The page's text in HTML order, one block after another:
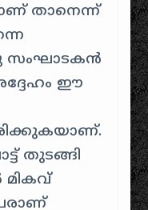
താനെന്ന്
സംഘാടകന്‍
ഈ
തുടങ്ങി
മികവ്